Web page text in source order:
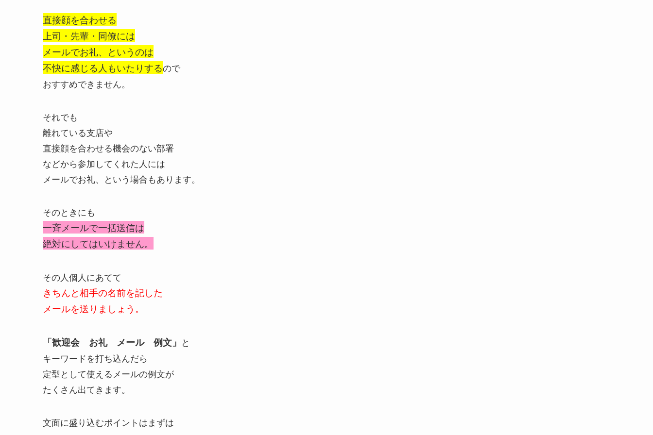
直接顔を合わせる
上司・先輩・同僚には
メールでお礼、というのは
不快に感じる人もいたりするので
おすすめできません。
それでも
離れている支店や
直接顔を合わせる機会のない部署
などから参加してくれた人には
メールでお礼、という場合もあります。
そのときにも
一斉メールで一括送信は
絶対にしてはいけません。
その人個人にあてて
きちんと相手の名前を記した
メールを送りましょう。
「歓迎会 お礼 メール 例文」 と
キーワードを打ち込んだら
定型として使えるメールの例文が
たくさん出てきます。
文面に盛り込むポイントはまずは